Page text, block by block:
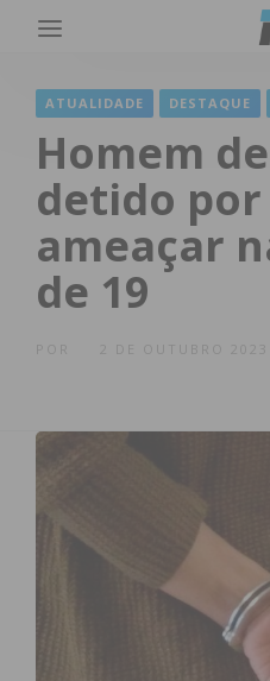
ATUALIDADE DESTAQUE
Homem
detido
ameaçar
de 19
2 DE OUTUBRO 2023